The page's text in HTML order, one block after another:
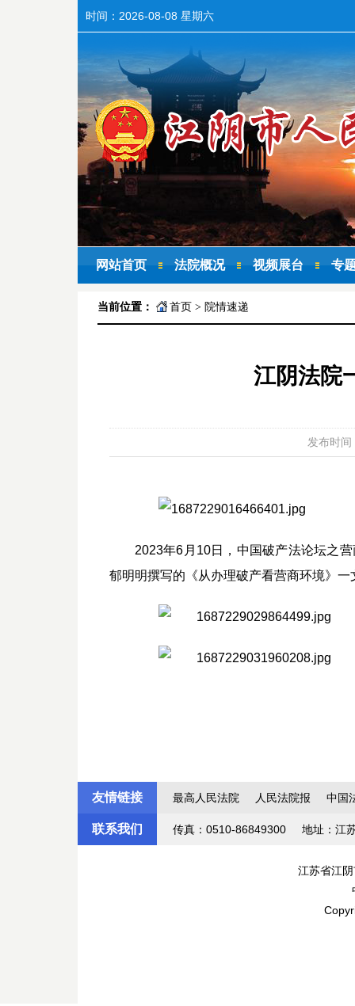
时间： 2026-08-08 星期六
网站首页 法院概况 视频展台 专
当前位置： 首页 > 院情速递
江阴法院
发布时
2023年6月10日，中国破产法论坛之
郁明明撰写的《从办理破产看营商环境》一
友情链接 最高人民法院 人民法院报 中国
联系我们 传真：0510-86849300 地址：江
江苏省江